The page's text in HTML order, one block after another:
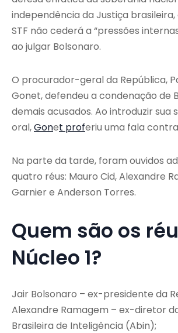
independência da Justiça brasileira,
STF não cederá a “pressões
ao julgar Bolsonaro.
O procurador-geral da República,
Gonet, defendeu a condenação de
demais acusados. Ao introduzir sua
oral,Gonet proferiu uma fala
Na parte da tarde, foram ouvidos
quatro réus: Mauro Cid, Alexandre
Garnier e Anderson Torres.
Quem são os
Núcleo 1?
Jair Bolsonaro – ex-presidente da
Alexandre Ramagem – ex-diretor
Brasileira de Inteligência (Abin);